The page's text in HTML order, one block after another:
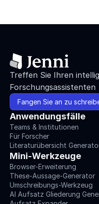
Treffen Sie Ihren
Forschungsassistenten
Fangen Sie an zu
Anwendungsfälle
Teams & Institutionen
Für Forscher
Literaturübersicht
Mini-Werkzeuge
Browser-Erweiterung
These-Aussage-Generator
Umschreibungs-Werkzeug
AI Aufsatz Gliederung